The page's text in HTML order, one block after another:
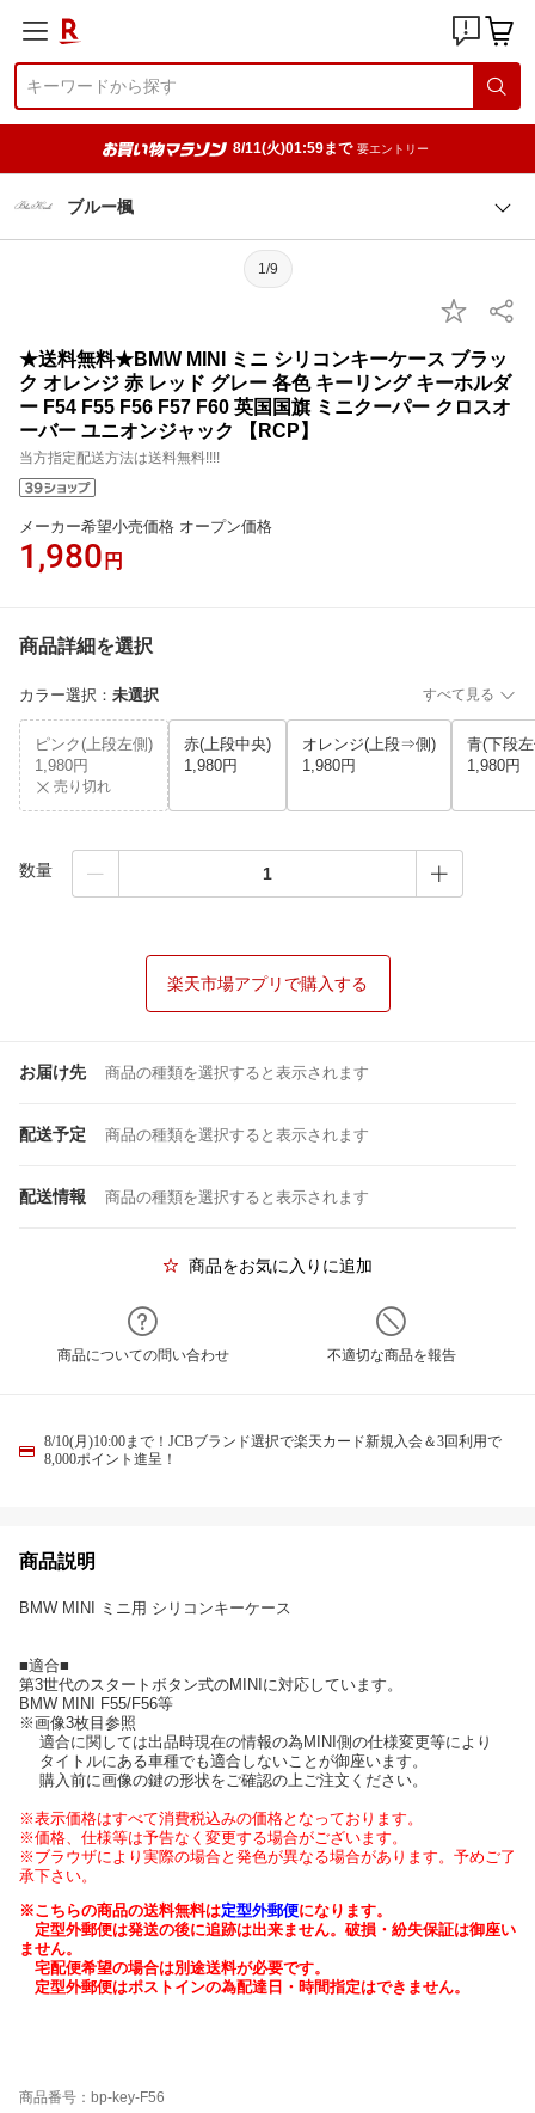
8/11(火)01:59まで 要エントリー
ブルー楓
1/9
★送料無料★BMW MINI ミニ シリコンキーケース ブラッ
ク オレンジ 赤 レッド グレー 各色 キーリング キーホルダ
ー F54 F55 F56 F57 F60 英国国旗 ミニクーパー クロスオ
ーバー ユニオンジャック 【RCP】
当方指定配送方法は送料無料!!!!
メーカー希望小売価格 オープン価格
1,980 円
商品詳細を選択
カラー選択 ： 未選択 すべて見る
ピンク(上段左側)
1,980円
売り切れ
赤(上段中央)
1,980円
オレンジ(上段⇒側)
1,980円
青(下段
1,980円
数量
楽天市場アプリで購入する
お届け先 商品の種類を選択すると表示されます
配送予定 商品の種類を選択すると表示されます
配送情報 商品の種類を選択すると表示されます
商品をお気に入りに追加
商品についての問い合わせ 不適切な商品を報告
8/10(月)10:00まで！JCBブランド選択で楽天カード新規入会＆3回利用で
8,000ポイント進呈！
商品説明
BMW MINI ミニ用 シリコンキーケース
■適合■
第3世代のスタートボタン式のMINIに対応しています。
BMW MINI F55/F56等
※画像3枚目参照
適合に関しては出品時現在の情報の為MINI側の仕様変更等により
タイトルにある車種でも適合しないことが御座います。
購入前に画像の鍵の形状をご確認の上ご注文ください。
※表示価格はすべて消費税込みの価格となっております。
※価格、仕様等は予告なく変更する場合がございます。
※ブラウザにより実際の場合と発色が異なる場合があります。予めご了
承下さい。
※こちらの商品の送料無料は定型外郵便になります。
定型外郵便は発送の後に追跡は出来ません。破損・紛失保証は御座い
ません。
宅配便希望の場合は別途送料が必要です。
定型外郵便はポストインの為配達日・時間指定はできません。
商品番号：bp-key-F56